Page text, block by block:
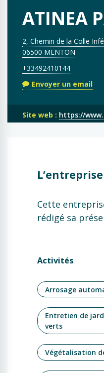
ATINEA
2, Chemin de la Colle
06500 MENTON
+33492410144
Envoyer un email
Site web : https://
L’entreprise
Cette
rédigé sa
Activités
Arrosage
Entretien de
verts
Végétalisation